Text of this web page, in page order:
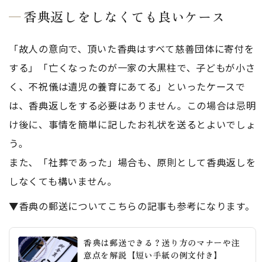
香典返しをしなくても良いケース
「故人の意向で、頂いた香典はすべて慈善団体に寄付を
する」「亡くなったのが一家の大黒柱で、子どもが小さ
く、不祝儀は遺児の養育にあてる」といったケースで
は、香典返しをする必要はありません。この場合は忌明
け後に、事情を簡単に記したお礼状を送るとよいでしょ
う。
また、「社葬であった」場合も、原則として香典返しを
しなくても構いません。
▼香典の郵送についてこちらの記事も参考になります。
香典は郵送できる？送り方のマナーや注
意点を解説【短い手紙の例文付き】